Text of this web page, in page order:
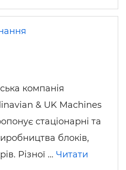
компанія
& UK Machines
стаціонарні та
блоків,
Різної … Читати